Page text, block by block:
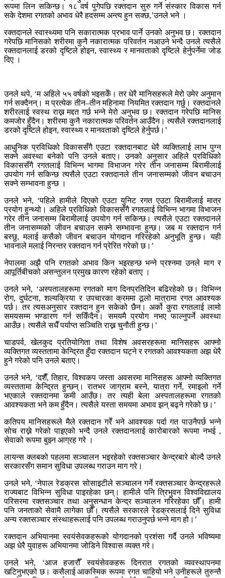
रूपमा लिन सकिन्छ। १८ वर्ष पुगेपछि रक्तदान सुरु गर्ने संस्कार विकास गर्न
सके देशमा रगतको अभाव धेरै हदसम्म अन्त्य हुन सक्छ,’उनले भने ।
रक्तदानले स्वास्थ्यमा पनि सकारात्मक प्रभाव पार्ने उनको अनुभव छ। रक्तदान
गरेपछि मानिसको शरीरमा कुनै नकारात्मक परिवर्तन नआउने भन्दै उनले त्यसैले
रक्तदानलाई डरको दृष्टिले होइन, स्वास्थ्य र मानवताको दृष्टिले हेर्नुपर्नेमा जोड
दिए ।
उनले थपे, ‘म अहिले ५५ वर्षको भइसकेँ। तर धेरै मानिसहरूले मेरो उमेर अनुमान
गर्न सक्दैनन्। म प्रत्येक तीन–तीन महिनामा नियमित रक्तदान गर्छु। रक्तदानले
शरीरलाई स्वस्थ राख्न मद्दत गर्छ भन्ने मेरो अनुभव छ। रक्तदान गरेपछि मानिस
कमजोर हुँदैन। शरीरमा कुनै नकारात्मक परिवर्तन आउँदैन। त्यसैले रक्तदानलाई
डरको दृष्टिले होइन, स्वास्थ्य र मानवताको दृष्टिले हेर्नुपर्छ।’
आधुनिक प्रविधिको विकाससँगै एउटा रक्तदानबाट धेरै व्यक्तिलाई लाभ पुग्न
सक्ने अवस्था बनेको पनि उनले बताए। उनको अनुसार अहिले प्रविधिको
विकाससँगै रगतलाई विभिन्न भागमा विभाजन गरेर तीन जनासम्म बिरामीलाई
उपयोग गर्न सकिन्छ त्यसैले एउटा रक्तदानले तीन जनासम्मको जीवन बचाउन
सक्ने सम्भावना हुन्छ ।
उनले भने, ‘पहिले हामीले दिएको एउटा युनिट रगत एउटा बिरामीलाई मात्र
प्रयोग हुन्थ्यो। अहिले प्रविधिको विकाससँगै रगतलाई विभिन्न भागमा विभाजन
गरेर तीन जनासम्म बिरामीलाई उपयोग गर्न सकिन्छ। त्यसैले एउटा रक्तदानले
तीन जनासम्मको जीवन बचाउन सक्ने सम्भावना हुन्छ। जब म रक्तदान गर्न
बस्छु, मलाई कसैको जीवन बचाउन योगदान गरिरहेको अनुभूति हुन्छ। यही
भावनाले मलाई निरन्तर रक्तदान गर्न प्रेरित गरेको छ।’
नेपालमा अझै पनि रगतको अभाव किन भइरहन्छ भन्ने प्रश्नमा उनले माग र
आपूर्तिबीचको असन्तुलन प्रमुख कारण रहेको बताए ।
उनले भने, ‘अस्पतालहरूमा रगतको माग दिनप्रतिदिन बढिरहेको छ। विभिन्न
रोग, दुर्घटना, शल्यक्रिया र उपचारका क्रममा ठूलो मात्रामा रगत आवश्यक
पर्छ। तर त्यसअनुसार रक्तदान हुन सकेको छैन। अर्को कुरा रगतलाई लामो
समयसम्म भण्डारण गर्न सकिँदैन। समयमै प्रयोग नभए फाल्नुपर्ने अवस्था
आउँछ। त्यसैले सधैँ पर्याप्त सञ्चिति राख्न चुनौती हुन्छ।’
चाडपर्व, खेलकुद प्रतियोगिता तथा विशेष अवसरहरूमा मानिसहरू आफ्नो
व्यक्तिगत व्यस्ततामा केन्द्रित हुँदा रक्तदान घट्ने र रगतको आवश्यकता अझ धेरै
हुने गरेको पनि उनले बताए।
उनले भने, ‘दशैँ, तिहार, विश्वकप जस्ता अवसरमा मानिसहरू आफ्नो व्यक्तिगत
व्यस्ततामा केन्द्रित हुन्छन्। रातभर जाग्राम बस्ने, यात्रा गर्ने, रमाइलो गर्ने
भएकाले रक्तदानमा कमी आउँछ। तर त्यही बेला अस्पतालहरूमा रगतको
आवश्यकता भने कम हुँदैन। त्यसैले यस्ता समयमा अभाव झन् बढ्ने गरेको छ।’
कतिपय मानिसहरूले मैले रक्तदान गरेँ भने आवश्यक पर्दा गत पाउनैपर्छ भन्ने
सोच राख्ने गरेको पाइएको भन्दै उनले रक्तदानलाई कारोबारको रूपमा नभई ,
सेवाको रूपमा बुझ्न आग्रह गरे ।
लायन्स क्लबको पहलमा सञ्चालन भइरहेको रक्तसञ्चार केन्द्रबारे बोल्दै उनले
सरकारसँग समान सुविधा उपलब्ध गराउन माग गरे।
उनले भने, ‘नेपाल रेडक्रस सोसाइटीले सञ्चालन गर्ने रक्तसञ्चार केन्द्रहरूले
राज्यबाट विभिन्न सुविधा पाइरहेका छन्। हामीले पनि त्रिभुवन विश्वविद्यालय
परिसरमा रक्तसञ्चार तथा अनुसन्धान केन्द्र सञ्चालन गरिरहेका छौँ। हामी
पनि जनताको सेवामै लागेका छौँ। त्यसैले सरकारले रेडक्रसलाई दिने सुविधा
अन्य रक्तसञ्चार संस्थाहरूलाई पनि उपलब्ध गराउनुपर्छ भन्ने माग हो।’
रक्तदान अभियानमा स्वयंसेवकहरूको योगदानको प्रशंसा गर्दै उनले भविष्यमा
अझ धेरै युवाहरू अभियानमा जोडिने विश्वास व्यक्त गरे।
उनले भने, ‘आज हजारौँ स्वयंसेवकहरू दिनरात रगतको व्यवस्थापनमा
खटिनुभएको छ। कसैलाई आकस्मिक रूपमा रगत चाहियो भने उनीहरूले तुरुन्तै